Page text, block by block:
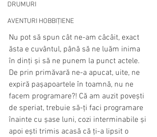
DRUMURI
AVENTURI HOBBIȚIENE
Nu pot să spun cât ne-am câcâit, exact
ăsta e cuvântul, până să ne luăm inima
în dinți și să ne punem la punct actele.
De prin primăvară ne-a apucat, uite, ne
expiră pașapoartele în toamnă, nu ne
facem programare?! Că am auzit povești
de speriat, trebuie să-ți faci programare
înainte cu șase luni, cozi interminabile și
apoi ești trimis acasă că ți-a lipsit o